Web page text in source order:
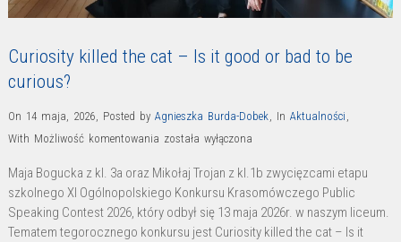
Curiosity killed the cat – Is it good or bad to be
curious?
On 14 maja, 2026, Posted by Agnieszka Burda-Dobek, In Aktualności ,
With Możliwość komentowania Curiosity
–
została wyłączona
Maja Bogucka z kl. 3a oraz Mikołaj Trojan z kl.1b zwycięzcami etapu
szkolnego XI Ogólnopolskiego Konkursu Krasomówczego Public
Speaking Contest 2026, który odbył się 13 maja 2026r. w naszym liceum.
Tematem tegorocznego konkursu jest Curiosity killed the cat – Is it